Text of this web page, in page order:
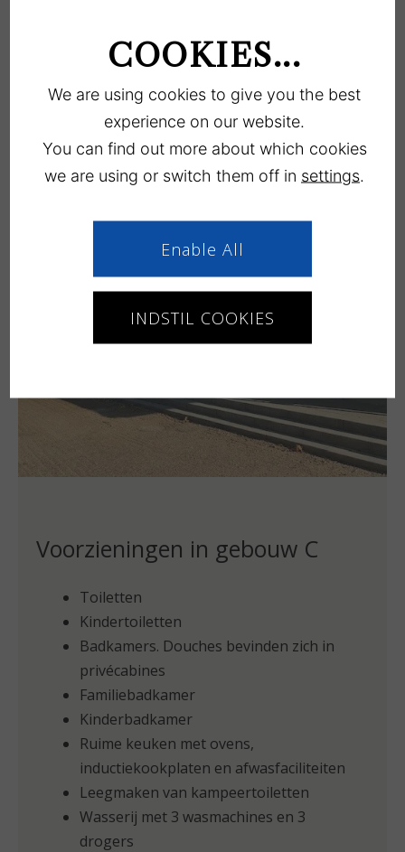
Voorzieningen in gebouw C
Toiletten
Kindertoiletten
Badkamers. Douches bevinden zich in
privécabines
Familiebadkamer
Kinderbadkamer
Ruime keuken met ovens,
inductiekookplaten en afwasfaciliteiten
Leegmaken van kampeertoiletten
Wasserij met 3 wasmachines en 3
drogers
COOKIES...
We are using cookies to give you the best
experience on our website.
You can find out more about which cookies
we are using or switch them off in settings
INDSTIL COOKIES
Enable All